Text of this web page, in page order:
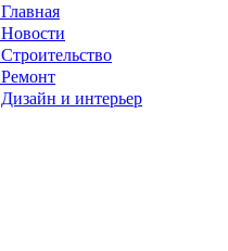
Главная
Новости
Строительство
Ремонт
Дизайн и интерьер